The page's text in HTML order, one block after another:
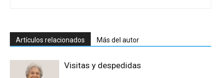
Artículos relacionados Más del autor
Visitas y despedidas